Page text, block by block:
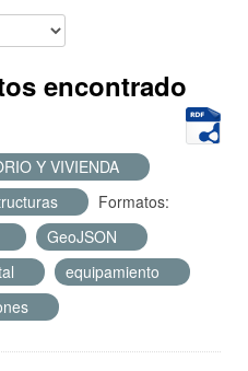
encontrado
Y VIVIENDA
Formatos:
GeoJSON
equipamiento